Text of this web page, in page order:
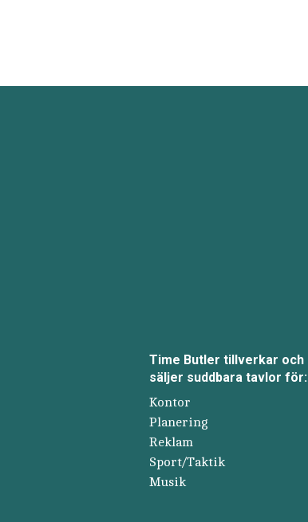
Time Butler tillverkar och
säljer suddbara tavlor för:
Kontor
Planering
Reklam
Sport/Taktik
Musik